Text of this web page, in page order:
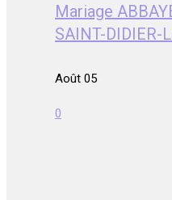
Mariage
SAINT-DIDIER-
Août 05
0